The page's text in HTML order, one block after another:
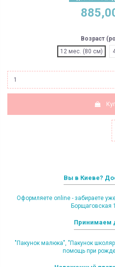
Возраст
12 мес. (80 см)
Вы в Киеве?
Оформляете online - забираете
Борщаговская
Принимаем
"Пакунок малюка", "Пакунок
помощь при